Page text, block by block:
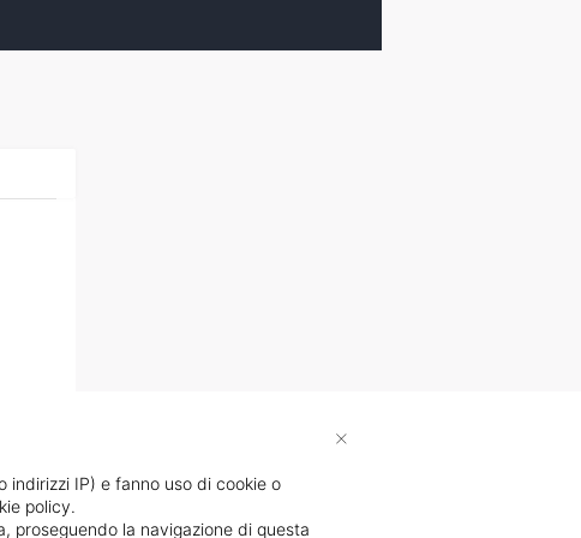
IP) e fanno uso di cookie o
policy.
proseguendo la navigazione di questa
×